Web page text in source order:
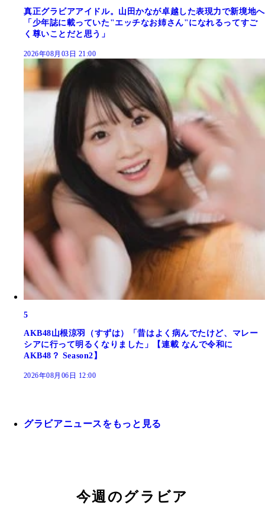
真正グラビアアイドル。山田かなが卓越した表現力で新境地へ
「少年誌に載っていた"エッチなお姉さん"になれるってすご
く尊いことだと思う」
2026年08月03日 21:00
5
AKB48山根涼羽（すずは）「昔はよく病んでたけど、マレー
シアに行って明るくなりました」【連載 なんで令和に
AKB48？ Season2】
2026年08月06日 12:00
グラビアニュースをもっと見る
今週のグラビア